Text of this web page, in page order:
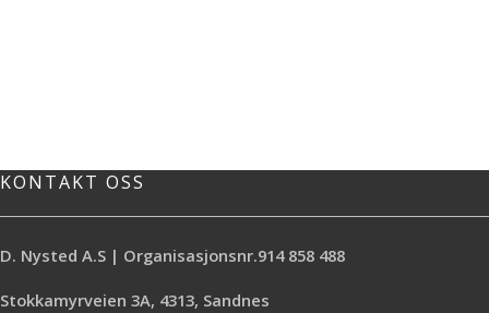
KONTAKT OSS
D. Nysted A.S | Organisasjonsnr.914 858 488
Stokkamyrveien 3A, 4313, Sandnes